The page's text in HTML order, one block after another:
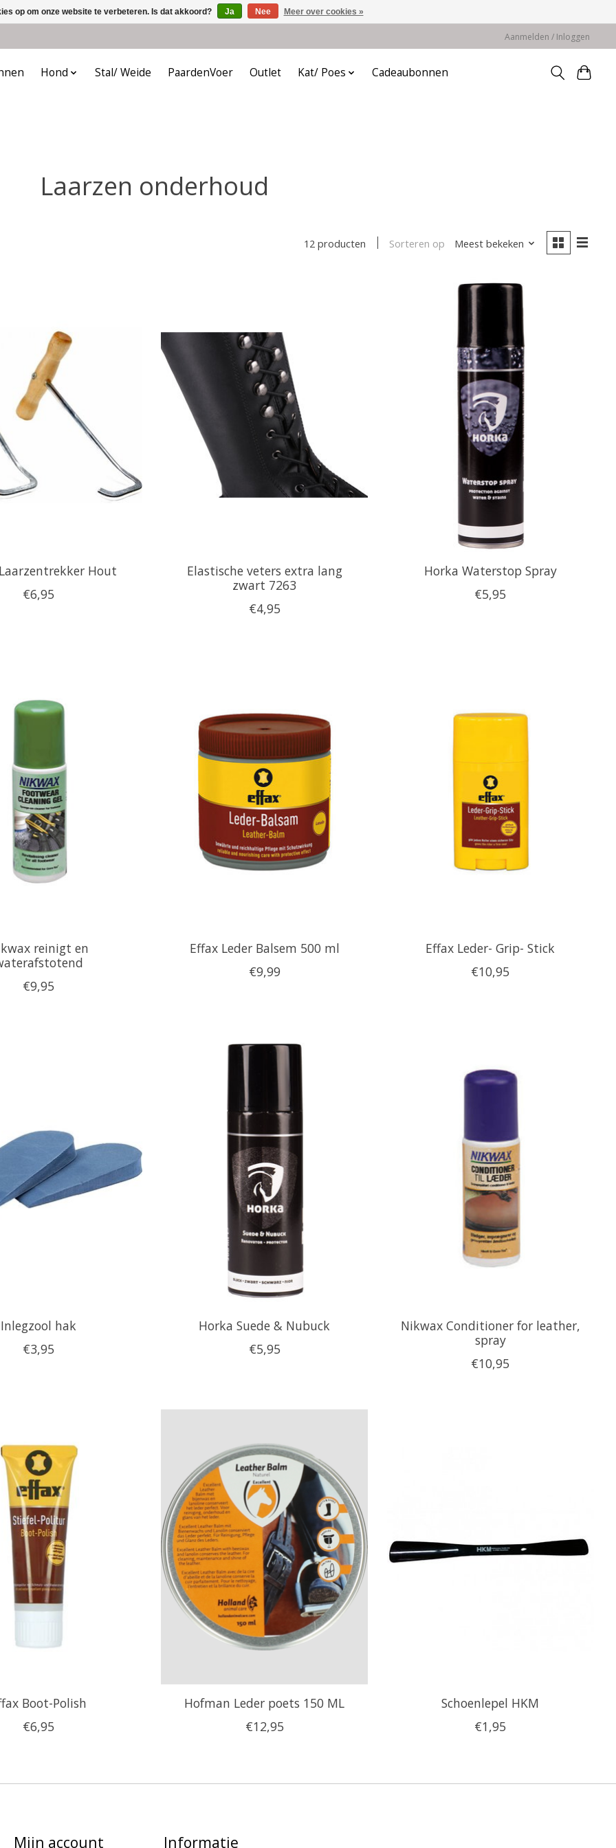
Aanmelden / Inloggen
Hond Stal/ Weide PaardenVoer Outlet Kat/ Poes Cadeaubonnen
Laarzen onderhoud
12 producten Sorteren op Meest bekeken
Hout
€6,95
Elastische veters extra lang
zwart 7263
€4,95
Horka Waterstop Spray
€5,95
reinigt en
€9,95
Effax Leder Balsem 500 ml
€9,99
Effax Leder- Grip- Stick
€10,95
Inlegzool hak
€3,95
Horka Suede & Nubuck
€5,95
Nikwax Conditioner for leather,
spray
€10,95
Boot-Polish
€6,95
Hofman Leder poets 150 ML
€12,95
Schoenlepel HKM
€1,95
Mijn account Informatie
op om onze website te verbeteren. Is dat akkoord? Ja Nee Meer over cookies »